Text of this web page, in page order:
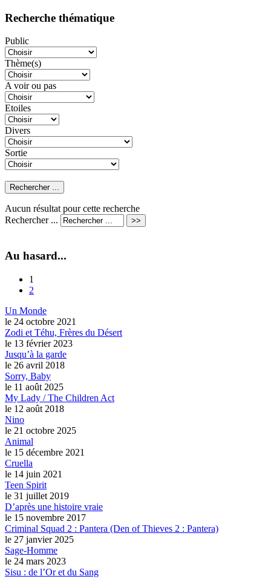
Recherche thématique
Public
Thème(s)
A voir ou pas
Etoiles
Divers
Sortie
Aucun résultat pour cette recherche
Rechercher ...
Au hasard...
1
2
Un Monde
le 24 octobre 2021
Zodi et Téhu, Frères du Désert
le 13 février 2023
Jusqu’à la garde
le 26 avril 2018
Sorry, Baby
le 11 août 2025
My Lady / The Children Act
le 12 août 2018
Nino
le 21 octobre 2025
Animal
le 15 décembre 2021
Cruella
le 14 juin 2021
Teen Spirit
le 31 juillet 2019
D’après une histoire vraie
le 15 novembre 2017
Criminal Squad 2 : Pantera (Den of Thieves 2 : Pantera)
le 27 janvier 2025
Sage-Homme
le 24 mars 2023
Sisu : de l’Or et du Sang